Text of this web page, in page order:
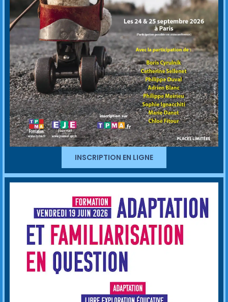
INSCRIPTION EN LIGNE